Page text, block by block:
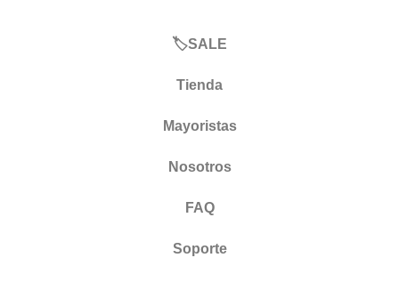
🏷️SALE
Tienda
Mayoristas
Nosotros
FAQ
Soporte